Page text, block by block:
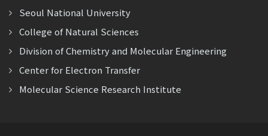
Seoul National University
College of Natural Sciences
Division of Chemistry and Molecular Engineering
Center for Electron Transfer
Molecular Science Research Institute